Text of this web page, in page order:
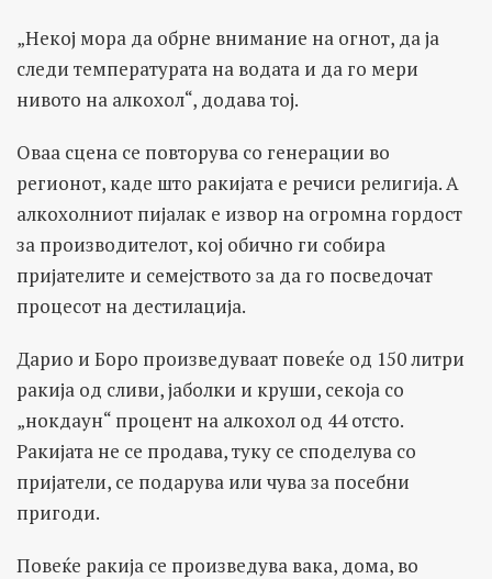
„Некој мора да обрне внимание на огнот, да ја
следи температурата на водата и да го мери
нивото на алкохол“, додава тој.
Оваа сцена се повторува со генерации во
регионот, каде што ракијата е речиси религија. А
алкохолниот пијалак е извор на огромна гордост
за производителот, кој обично ги собира
пријателите и семејството за да го посведочат
процесот на дестилација.
Дарио и Боро произведуваат повеќе од 150 литри
ракија од сливи, јаболки и круши, секоја со
„нокдаун“ процент на алкохол од 44 отсто.
Ракијата не се продава, туку се споделува со
пријатели, се подарува или чува за посебни
пригоди.
Повеќе ракија се произведува вака, дома, во